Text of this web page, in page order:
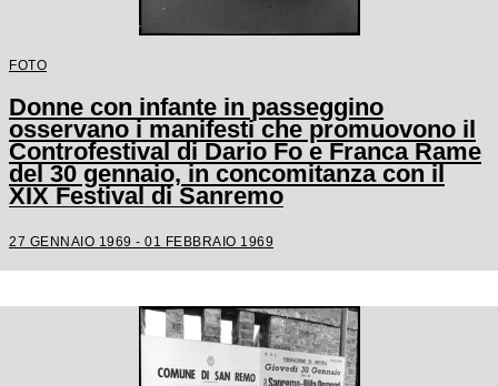
FOTO
Donne con infante in passeggino
osservano i manifesti che promuovono il
Controfestival di Dario Fo e Franca Rame
del 30 gennaio, in concomitanza con il
XIX Festival di Sanremo
27 GENNAIO 1969 - 01 FEBBRAIO 1969